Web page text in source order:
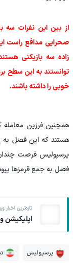
از بین این نفرات
صحرایی مدافع راست
زاده سه بازیکنی
توانستند به این سطح
خوبی را داشته باشند.
همچنین فرزین
هستند که این فصل به
پرسپولیس فرصت
فصل به جمع قرمزها
تازه‌ترین اخبار
اپلیکیشن
پرسپولیس